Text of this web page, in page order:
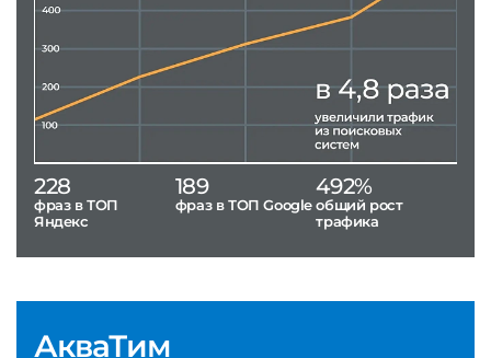
АкваТим
228
фраз в ТОП
Яндекс
189
фраз в ТОП Google
492%
общий рост
трафика